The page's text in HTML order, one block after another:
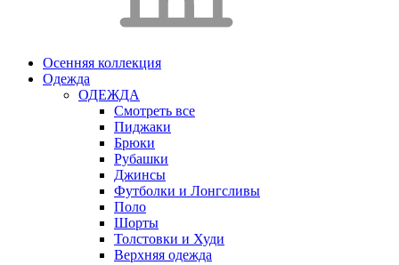
Осенняя коллекция
Одежда
ОДЕЖДА
Смотреть все
Пиджаки
Брюки
Рубашки
Джинсы
Футболки и Лонгсливы
Поло
Шорты
Толстовки и Худи
Верхняя одежда